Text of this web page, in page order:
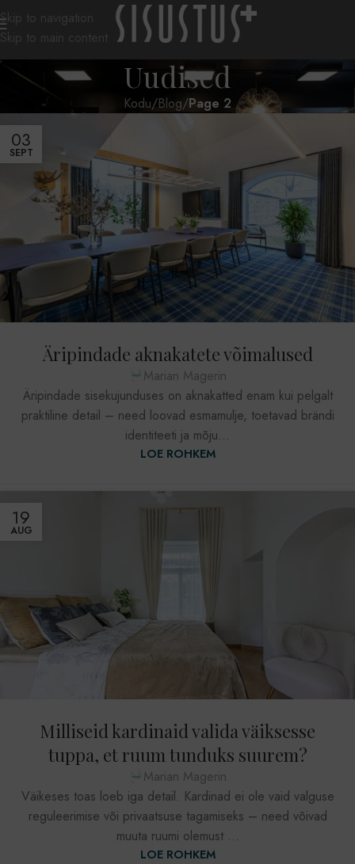
Skip to navigation
Skip to main content
Uudised
Kodu/Blog/Page 2
03
SEPT
Äripindade aknakatete võimalused
Marian Magerin
Äripindade sisekujunduses on aknakatted enam kui pelgalt
praktiline detail – need loovad esmamulje, toetavad brändi
identiteeti ja mõju...
LOE ROHKEM
19
AUG
Milliseid kardinaid valida väiksesse
tuppa, et ruum tunduks suurem?
Marian Magerin
Väikeses toas loeb iga detail. Kardinad ei ole vaid valguse
reguleerimise või privaatsuse tagamiseks – need võivad
muuta ruumi olemust ...
LOE ROHKEM